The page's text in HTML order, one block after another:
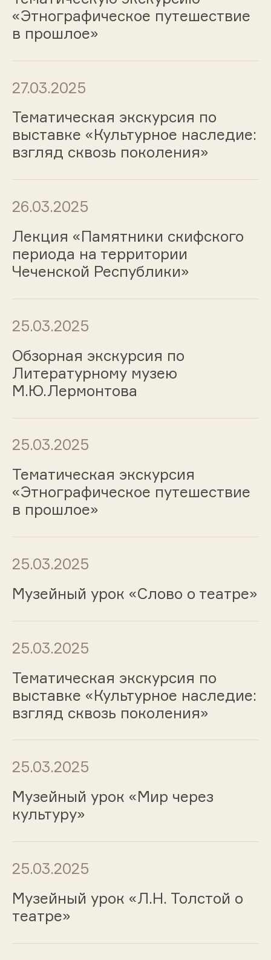
«Этнографическое путешествие
в прошлое»
27.03.2025
Тематическая экскурсия по
выставке «Культурное наследие:
взгляд сквозь поколения»
26.03.2025
Лекция «Памятники скифского
периода на территории
Чеченской Республики»
25.03.2025
Обзорная экскурсия по
Литературному музею
М.Ю.Лермонтова
25.03.2025
Тематическая экскурсия
«Этнографическое путешествие
в прошлое»
25.03.2025
Музейный урок «Слово о театре»
25.03.2025
Тематическая экскурсия по
выставке «Культурное наследие:
взгляд сквозь поколения»
25.03.2025
Музейный урок «Мир через
культуру»
25.03.2025
Музейный урок «Л.Н. Толстой о
театре»